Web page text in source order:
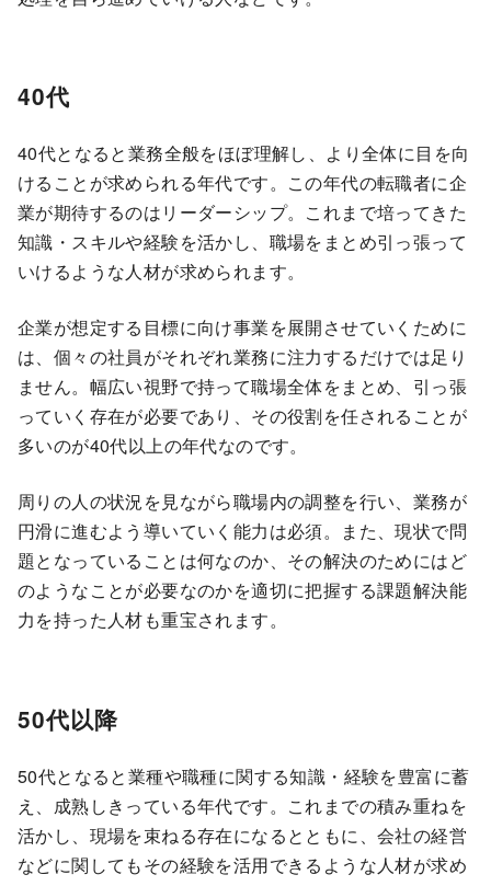
40代
40代となると業務全般をほぼ理解し、より全体に目を向
けることが求められる年代です。この年代の転職者に企
業が期待するのはリーダーシップ。これまで培ってきた
知識・スキルや経験を活かし、職場をまとめ引っ張って
いけるような人材が求められます。
企業が想定する目標に向け事業を展開させていくために
は、個々の社員がそれぞれ業務に注力するだけでは足り
ません。幅広い視野で持って職場全体をまとめ、引っ張
っていく存在が必要であり、その役割を任されることが
多いのが40代以上の年代なのです。
周りの人の状況を見ながら職場内の調整を行い、業務が
円滑に進むよう導いていく能力は必須。また、現状で問
題となっていることは何なのか、その解決のためにはど
のようなことが必要なのかを適切に把握する課題解決能
力を持った人材も重宝されます。
50代以降
50代となると業種や職種に関する知識・経験を豊富に蓄
え、成熟しきっている年代です。これまでの積み重ねを
活かし、現場を束ねる存在になるとともに、会社の経営
などに関してもその経験を活用できるような人材が求め